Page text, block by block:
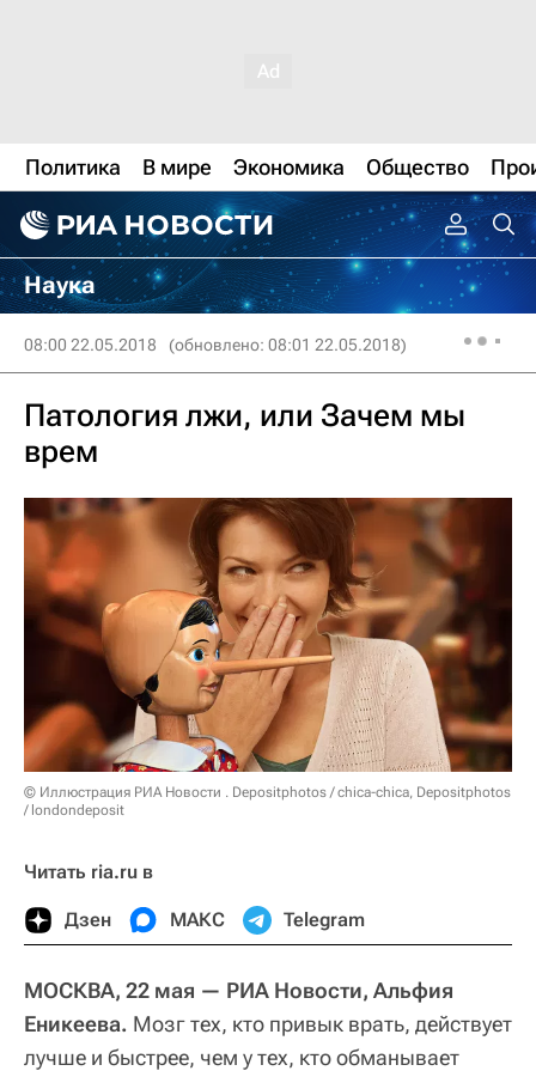
Политика В мире Экономика Общество
Наука
08:00 22.05.2018 (обновлено: 08:01 22.05.2018)
Патология лжи, или Зачем мы
врем
© Иллюстрация РИА Новости . Depositphotos / chica-chica, Depositphotos
/ londondeposit
Читать ria.ru в
Дзен МАКС Telegram
МОСКВА, 22 мая — РИА Новости, Альфия
Еникеева. Мозг тех, кто привык врать, действует
лучше и быстрее, чем у тех, кто обманывает